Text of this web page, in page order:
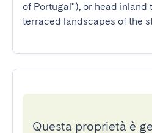
of Portugal"), or head inland
terraced landscapes of the
Questa proprietà è